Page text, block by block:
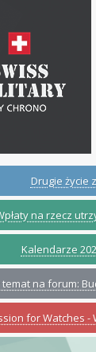
Drugie życie
na rzecz
Kalendarze
temat na forum:
for Watches -